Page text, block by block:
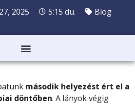
2025 5:15 du. Blog
második helyezést ért el a
döntőben. A lányok végig